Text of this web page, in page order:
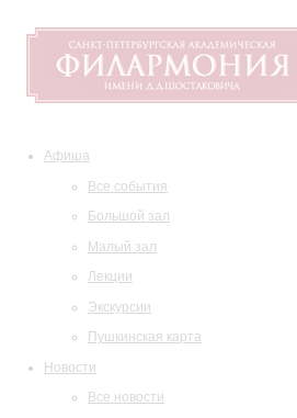
Афиша
Все события
Большой зал
Малый зал
Лекции
Экскурсии
Пушкинская карта
Новости
Все новости